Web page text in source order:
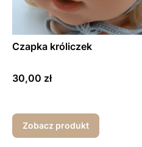
Czapka króliczek
Cena
30,00 zł
Zobacz produkt